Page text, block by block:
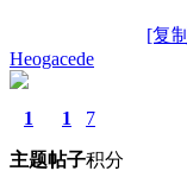
[复
Heogacede
1
主题
1
帖子
7
积分